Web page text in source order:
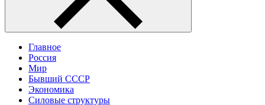
Главное
Россия
Мир
Бывший СССР
Экономика
Силовые структуры